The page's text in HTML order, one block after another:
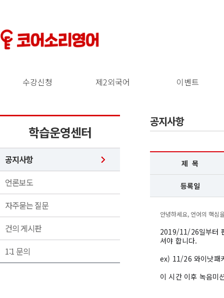
수강신청 제2외국어 이벤트
학습운영센터
공지사항
언론보도
자주묻는 질문
건의 게시판
1:1 문의
공지사항
제 목
등록일
안녕하세요, 언어의 핵심
2019/11/26일부터
셔야 합니다.
ex) 11/26 와이낫패
이 시간 이후 녹음미